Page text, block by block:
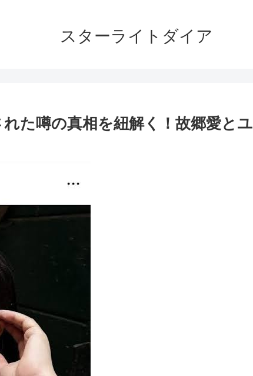
スターライトダイア
た噂の真相を紐解く！故郷愛とユ